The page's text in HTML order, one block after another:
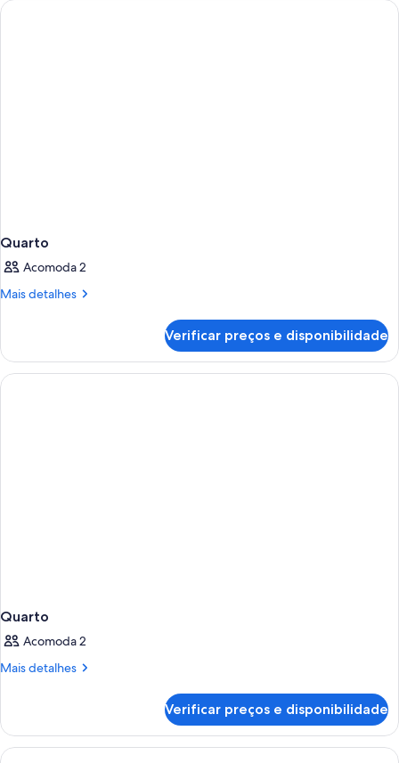
Quarto
Acomoda 2
Mais detalhes
Mais
Verificar preços e disponibilidade
Quarto
Acomoda 2
Mais detalhes
Mais
Verificar preços e disponibilidade